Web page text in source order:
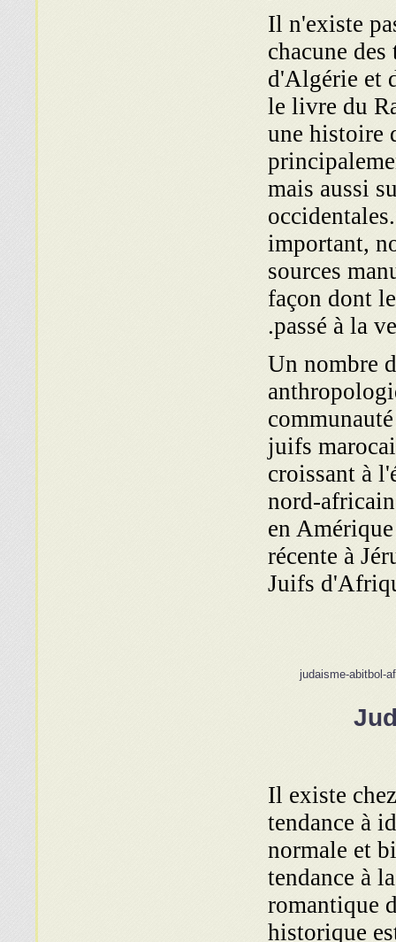
Il n'existe
chacune
d'Algérie et
le livre du
une histoire
mais aussi
important,
sources
façon dont
passé à la
Un nombre
juifs
croissant à
nord-
en
récente à
Juifs
judaisme-abitbol-
Il existe
tendance à
normale et
tendance à
romantique
historique